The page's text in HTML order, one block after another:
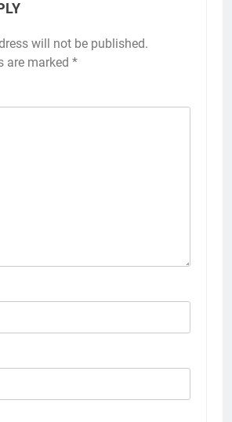
will not be published.
are marked *